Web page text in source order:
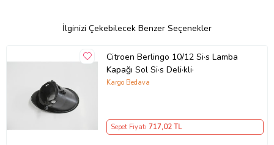
İlginizi Çekebilecek Benzer Seçenekler
Citroen Berlingo 10/12 Si·s Lamba
Kapağı Sol Si·s Deli·kli·
Kargo Bedava
Sepet Fiyatı 717,02 TL